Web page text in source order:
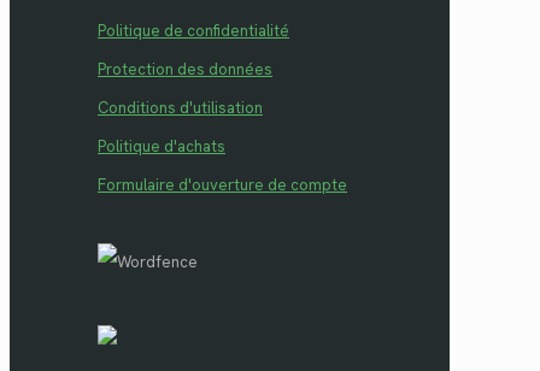
Politique de confidentialité
Protection des données
Conditions d'utilisation
Politique d'achats
Formulaire d'ouverture de compte